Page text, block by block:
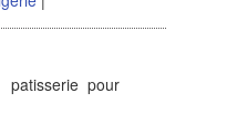
pour